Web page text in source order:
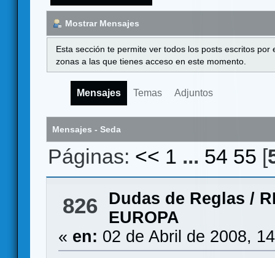
Mostrar Mensajes
Esta sección te permite ver todos los posts escritos
zonas a las que tienes acceso en este momento.
Mensajes Temas Adjuntos
Mensajes - Seda
Páginas: << 1 ... 54 55 [
826 Dudas de Reglas /
EUROPA
« en: 02 de Abril de 2008,